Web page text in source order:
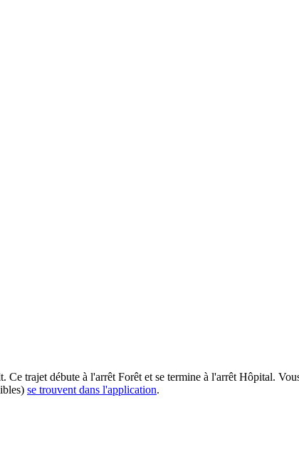
trajet débute à l'arrêt Forêt et se termine à l'arrêt Hôpital.
se trouvent dans l'application.